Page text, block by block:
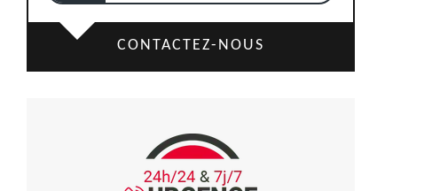
CONTACTEZ-NOUS